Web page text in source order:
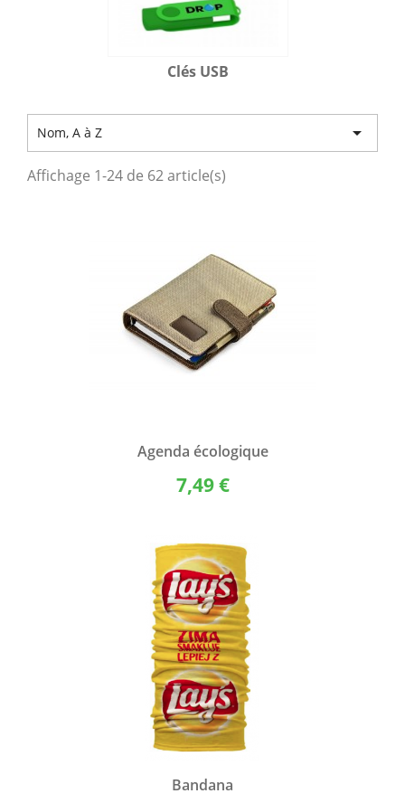
Clés USB
Nom, A à Z 
Affichage 1-24 de 62 article(s)
Agenda écologique
7,49 €
Bandana